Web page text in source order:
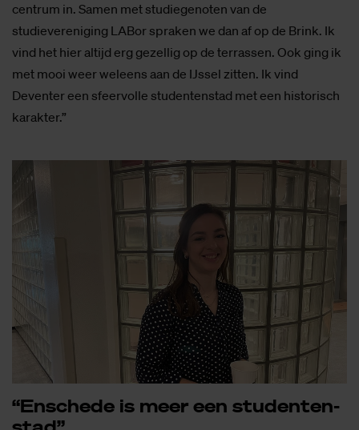
centrum in. Samen met studiegenoten van de
studievereniging LABor spraken we dan af op de Brink. Ik
vind het hier altijd erg gezellig op de terrassen. Ook ging ik
met mooi weer weleens aan de IJssel zitten. Ik vind
Deventer een sfeervolle studentenstad met een historisch
karakter.”
“En­sche­de is meer een stu­den­ten­